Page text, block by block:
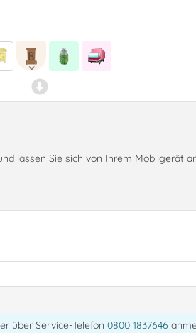
lassen Sie sich von Ihrem Mobilgerät
über Service-Telefon 0800 1837646